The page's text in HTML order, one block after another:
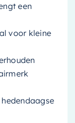
een
voor kleine